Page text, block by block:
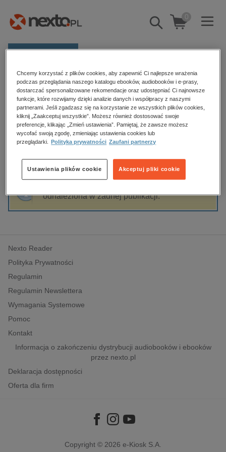
Pokaż/schowaj
wyszukiwarkę
0
Kategorie
Zobacz wszystkie E-prasa
budownictwo, aranżacja wnętrz
biznesowe, branżowe, gospodarka
dzienniki
edukacja
hobby, sport, rozrywka
komputery, internet, technologie, informatyka
polityka, społeczno-informacyjne
psychologiczne
inne
popularno-naukowe
historia
Strona główna Małgorzata Stwoł
Małgorzata Stwoł
Sortowanie Filtrowanie
odnaleziona w żadnej publikacji.
Nexto Reader
Polityka Prywatności
Regulamin
Regulamin Newslettera
Wymagania Systemowe
Pomoc
Kontakt
Informacja o zakończeniu dystrybucji audiobooków i ebooków
przez nexto.pl
Deklaracja dostępności
Oferta dla firm
Copyright © 2026 e-Kiosk S.A.
Chcemy korzystać z plików cookies, aby zapewnić Ci najlepsze wrażenia
podczas przeglądania naszego katalogu ebooków, audiobooków i e-prasy,
dostarczać spersonalizowane rekomendacje oraz udostępniać Ci najnowsze
funkcje, które rozwijamy dzięki analizie danych i współpracy z naszymi
partnerami. Jeśli zgadzasz się na korzystanie ze wszystkich plików cookies,
kliknij „Zaakceptuj wszystkie”. Możesz również dostosować swoje
preferencje, klikając „Zmień ustawienia”. Pamiętaj, że zawsze możesz
wycofać swoją zgodę, zmieniając ustawienia cookies lub
przeglądarki.
Polityka prywatności Zaufani partnerzy
Akceptuj pliki cookie
Ustawienia plików cookie